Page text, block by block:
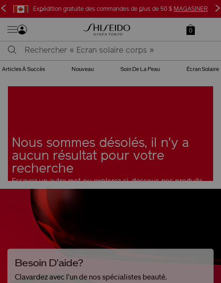
Expédition gratuite des commandes de plus de 50 $ MAGASINER
< >
0
Articles À Succès Nouveau Soin De La Peau Écran Solaire
Nous sommes désolés, il n'y a
aucun résultat pour votre
recherche
Essayez un autre mot ou explorez ci-dessous nos produits
les plus populaires
Besoin D'aide?
Clavardez avec l'un de nos spécialistes beauté.